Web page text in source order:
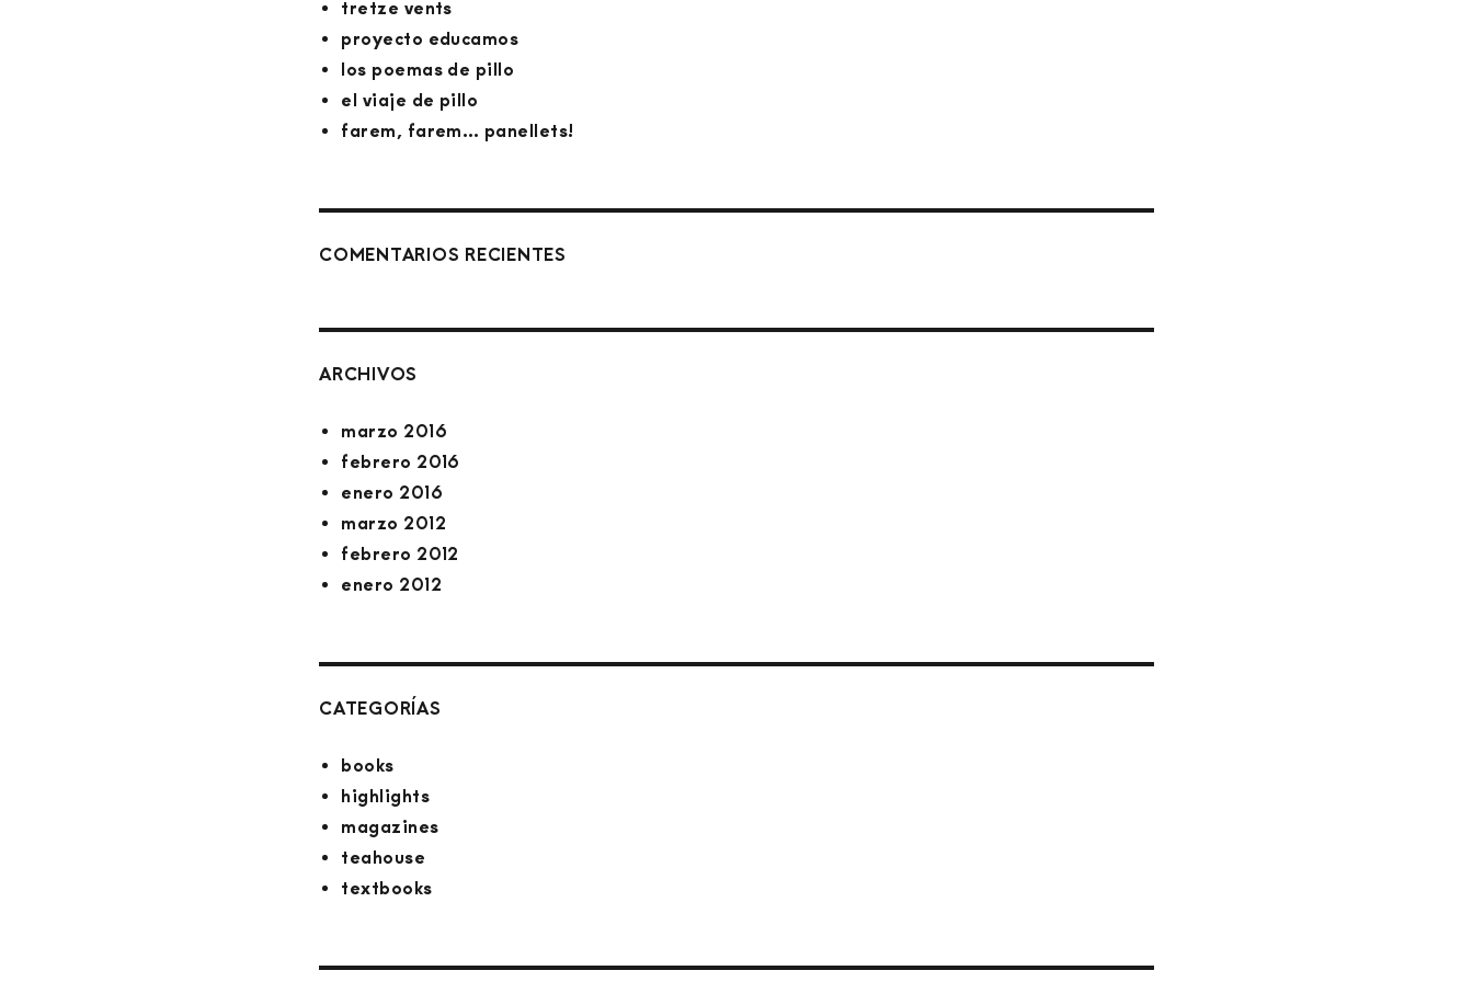
tretze vents
proyecto educamos
los poemas de pillo
el viaje de pillo
farem, farem… panellets!
COMENTARIOS RECIENTES
ARCHIVOS
marzo 2016
febrero 2016
enero 2016
marzo 2012
febrero 2012
enero 2012
CATEGORÍAS
books
highlights
magazines
teahouse
textbooks